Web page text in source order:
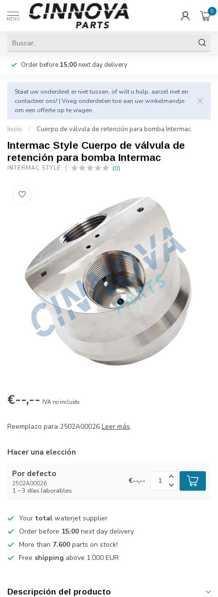
MENÚ
0
Order before 15:00next day delivery
Staat uw onderdeel er niet tussen, of wilt u hulp, aarzel niet en
contacteer ons! | Voeg onderdelen toe aan uw winkelmandje
om een offerte op te vragen.
Inicio / Cuerpo de válvula de retención para bomba Intermac
Intermac Style Cuerpo de válvula de
retención para bomba Intermac
INTERMAC STYLE (0)
€--,-- IVA no incluido
Reemplazo para 2502A00026 Leer más.
Hacer una elección
Por defecto
2502A00026
1 – 3 días laborables
€--,--
Your total waterjet supplier
Order before 15:00 next day delivery
More than 7.600 parts on stock!
Free shipping above 1.000 EUR
Descripción del producto